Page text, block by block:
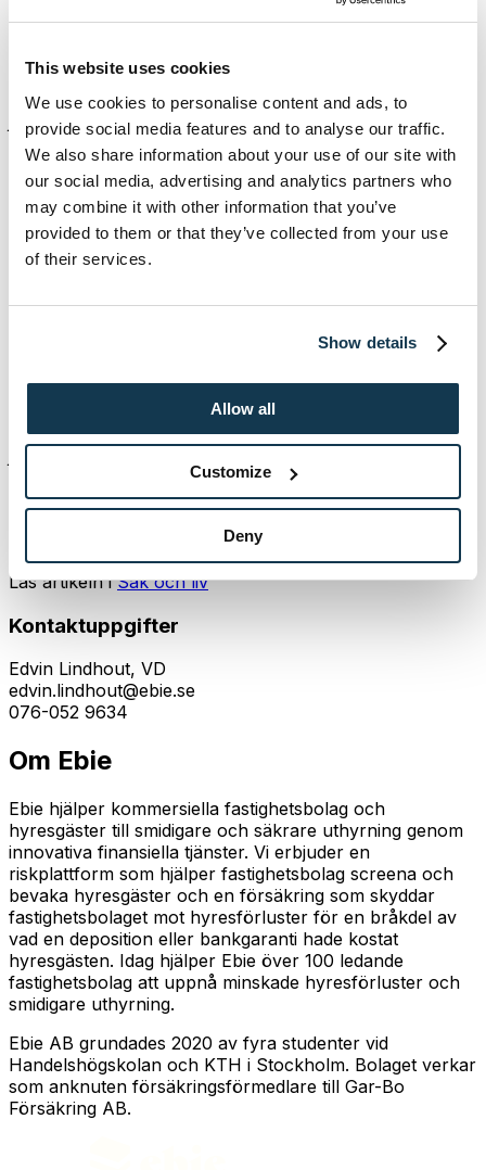
This website uses cookies
We use cookies to personalise content and ads, to
provide social media features and to analyse our traffic.
We also share information about your use of our site with
our social media, advertising and analytics partners who
may combine it with other information that you’ve
provided to them or that they’ve collected from your use
of their services.
Show details
Allow all
Customize
Deny
riskbedömningsverktyg kommer bli nödvändiga
Jag har följt Ebie sedan jag såg grundarna pitcha för tre
år sedan. Det känns mycket roligt att ett par år senare
få jobba med det smarta och drivna gäng som håller på
att förändra vår bransch till det bättre för både
hyresgäster och hyresvärdar,säger Haymanot
Wachtmeister.
Ebie erbjuder hyresgarantiförsäkringar som alternativ till
kommersiella hyresavtal. Genom att ersätta stora
hyresgäster frigöra kapital för att investera i sin
Med dessa två rekryteringar höjer Ebie sin strategiska
förmåga. Thomas långsiktighet och försäkringsexpertis
kombinerat med Haymanots juridiska spetskompetens
kommer att vara ovärdeliga i vårt arbete att skapa en
Läs artikeln iSak och liv
Kontaktuppgifter
Edvin Lindhout, VD
edvin.lindhout@ebie.se
076-052 9634
Om Ebie
Ebie hjälper kommersiella fastighetsbolag och
hyresgäster till smidigare och säkrare uthyrning genom
innovativa finansiella tjänster. Vi erbjuder en
riskplattform som hjälper fastighetsbolag screena och
bevaka hyresgäster och en försäkring som skyddar
fastighetsbolaget mot hyresförluster för en bråkdel av
vad en deposition eller bankgaranti hade kostat
hyresgästen. Idag hjälper Ebie över 100 ledande
fastighetsbolag att uppnå minskade hyresförluster och
smidigare uthyrning.
Ebie AB grundades 2020 av fyra studenter vid
Handelshögskolan och KTH i Stockholm. Bolaget verkar
som anknuten försäkringsförmedlare till Gar-Bo
Försäkring AB.